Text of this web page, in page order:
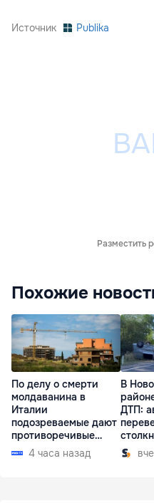
Источник Publika
Разместить
Похожие
По делу о смерти
молдаванина в
Италии
подозреваемые дают
противоречивые
показания
4 часа назад
В
ДТП: